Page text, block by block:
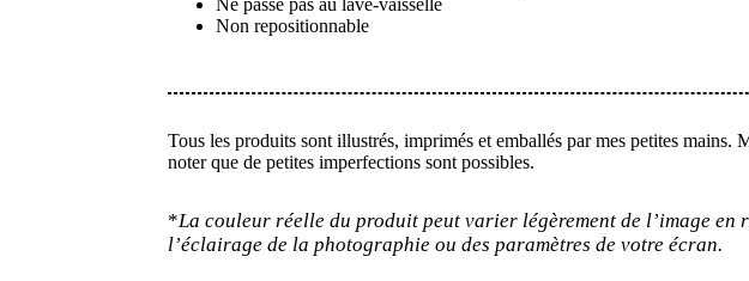
Ne passe pas au lave-vaisselle
Non repositionnable
Tous les produits sont illustrés, imprimés et emballés par mes petites mains.
noter que de petites imperfections sont possibles.
*La couleur réelle du produit peut varier légèrement de l’image en
l’éclairage de la photographie ou des paramètres de votre écran.